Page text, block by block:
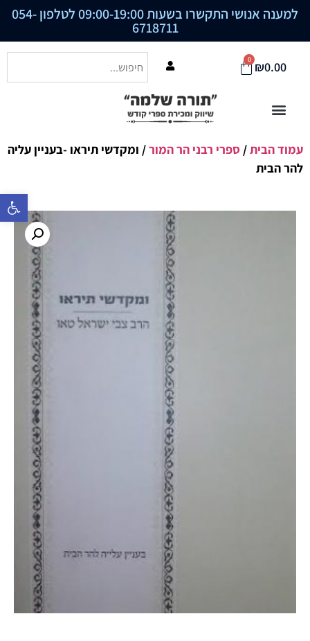
פתח סרגל
למענה אנושי התקשרו בשעות 09:00-19:00 לטלפון 054-
6718711
₪0.00
0
עמוד הבית/ ספרי רבני הר המור/ ומקדשי תיראו -בעניין עליה
להר הבית